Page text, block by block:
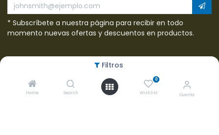
Filtros
Home Search
0
Wishlist Cuenta
* Subscríbete a nuestra página para recibir en todo
momento nuevas ofertas y descuentos en productos.